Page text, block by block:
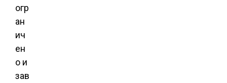
огр
ан
ич
ен
о и
зав